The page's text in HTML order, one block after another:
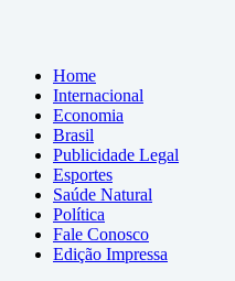
Home
Internacional
Economia
Brasil
Publicidade Legal
Esportes
Saúde Natural
Política
Fale Conosco
Edição Impressa